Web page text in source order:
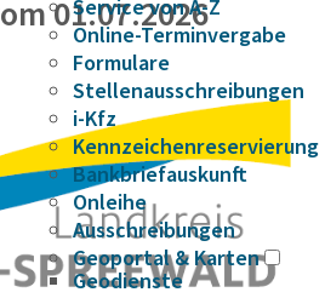
Service von A-Z
Online-Terminvergabe
Formulare
Stellenausschreibungen
i-Kfz
Kennzeichenreservierung
Bankbriefauskunft
Onleihe
Ausschreibungen
Geoportal & Karten
Geodienste
01.07.2026